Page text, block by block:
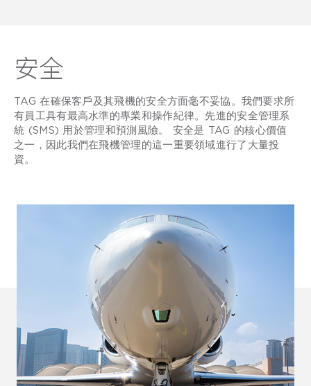
安全
TAG 在確保客戶及其飛機的安全方面毫不妥協。我們要求所
有員工具有最高水準的專業和操作紀律。先進的安全管理系
統 (SMS) 用於管理和預測風險。 安全是 TAG 的核心價值
之一，因此我們在飛機管理的這一重要領域進行了大量投
資。